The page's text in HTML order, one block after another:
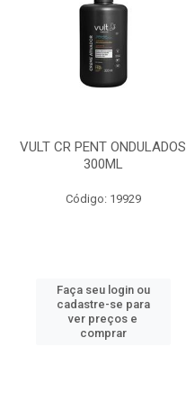
VULT CR PENT ONDULADOS
300ML
Código: 19929
Faça seu login ou
cadastre-se para
ver preços e
comprar